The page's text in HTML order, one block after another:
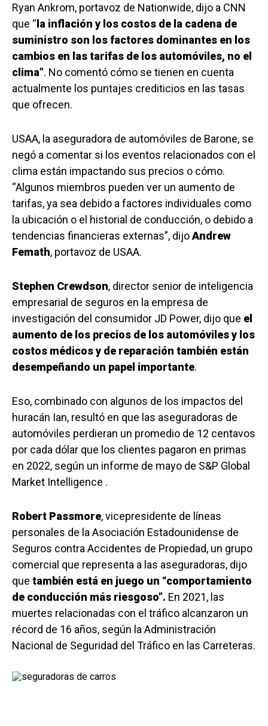
Ryan Ankrom, portavoz de Nationwide, dijo a CNN
que “ la inflación y los costos de la cadena de
suministro son los factores dominantes en los
cambios en las tarifas de los automóviles, no el
clima”. No comentó cómo se tienen en cuenta
actualmente los puntajes crediticios en las tasas
que ofrecen.
USAA, la aseguradora de automóviles de Barone, se
negó a comentar si los eventos relacionados con el
clima están impactando sus precios o cómo.
“Algunos miembros pueden ver un aumento de
tarifas, ya sea debido a factores individuales como
la ubicación o el historial de conducción, o debido a
tendencias financieras externas”, dijoAndrew
Femath, portavoz de USAA.
Stephen Crewdson, director senior de inteligencia
empresarial de seguros en la empresa de
investigación del consumidor JD Power, dijo que el
aumento de los precios de los automóviles y los
costos médicos y de reparación también están
desempeñando un papel importante.
Eso, combinado con algunos de los impactos del
huracán Ian, resultó en que las aseguradoras de
automóviles perdieran un promedio de 12 centavos
por cada dólar que los clientes pagaron en primas
en 2022, según un informe de mayo de S&P Global
Market Intelligence .
Robert Passmore, vicepresidente de líneas
personales de la Asociación Estadounidense de
Seguros contra Accidentes de Propiedad, un grupo
comercial que representa a las aseguradoras, dijo
que también está en juego un “comportamiento
de conducción más riesgoso”. En 2021, las
muertes relacionadas con el tráfico alcanzaron un
récord de 16 años, según la Administración
Nacional de Seguridad del Tráfico en las Carreteras.